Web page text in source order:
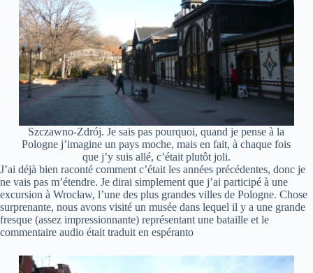
Szczawno-Zdrój. Je sais pas pourquoi, quand je pense à la
Pologne j’imagine un pays moche, mais en fait, à chaque fois
que j’y suis allé, c’était plutôt joli.
J’ai déjà bien raconté comment c’était les années précédentes, donc je
ne vais pas m’étendre. Je dirai simplement que j’ai participé à une
excursion à Wrocław, l’une des plus grandes villes de Pologne. Chose
surprenante, nous avons visité un musée dans lequel il y a une grande
fresque (assez impressionnante) représentant une bataille et le
commentaire audio était traduit en espéranto